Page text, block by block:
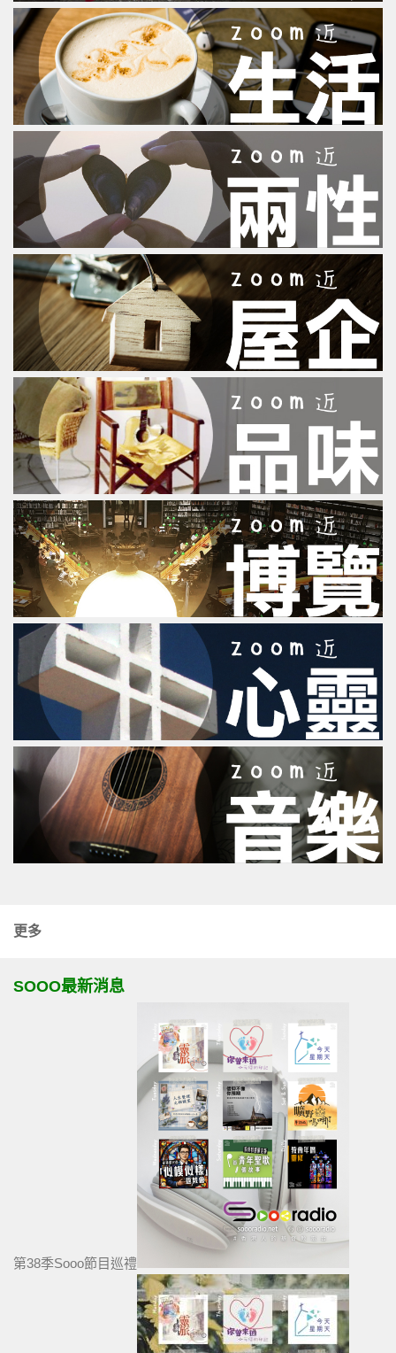
更多
SOOO最新消息
第38季Sooo節目巡禮